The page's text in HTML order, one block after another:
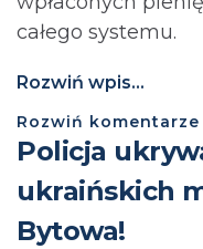
całego systemu.
Rozwiń wpis...
Rozwiń komentarze
Policja
ukraińskich
Bytowa!